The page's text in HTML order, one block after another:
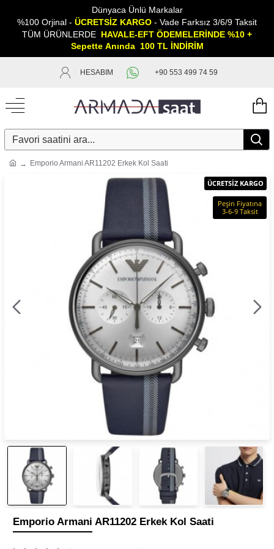
Dünyaca Ünlü Markalar
%100 Orjinal - ÜCRETSİZ KARGO - Vade Farksız 3/6/9 Taksit
TÜM ÜRÜNLERDE HAVALE-EFT ÖDEMELERİNDE %10 +
Sepette Anında 100 TL İNDİRİM
HESABIM +90 553 499 74 59
Emporio Armani AR11202 Erkek Kol Saati
ÜCRETSİZ KARGO
Peşin Fiyatına
3-6-9 Taksit
Emporio Armani AR11202 Erkek Kol Saati